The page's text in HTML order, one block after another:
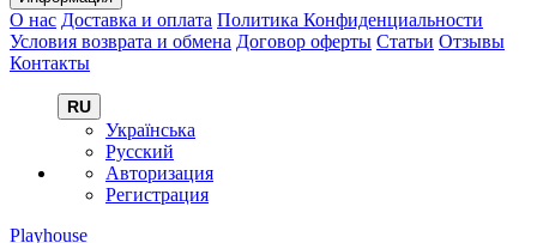
О нас Доставка и оплата Политика Конфиденциальности
Условия возврата и обмена Договор оферты Статьи Отзывы
Контакты
RU
Українська
Русский
Авторизация
Регистрация
Playhouse